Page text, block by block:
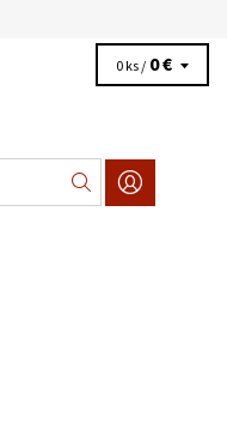
0 ks / 0 €